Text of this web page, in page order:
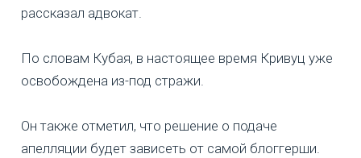
рассказал адвокат.
По словам Кубая, в настоящее время Кривуц уже
освобождена из-под стражи.
Он также отметил, что решение о подаче
апелляции будет зависеть от самой блоггерши.